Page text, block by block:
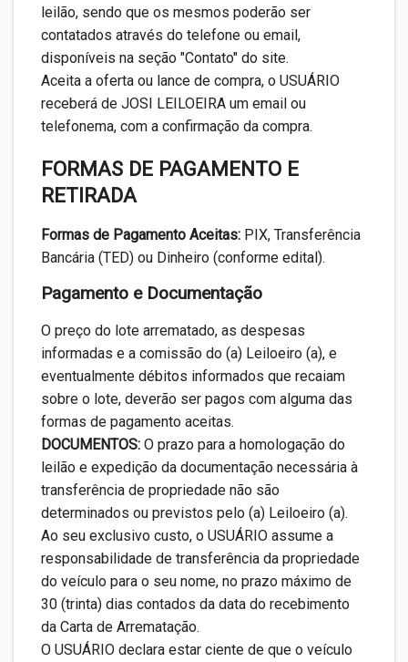
leilão, sendo que os mesmos poderão ser
contatados através do telefone ou email,
disponíveis na seção "Contato" do site.
Aceita a oferta ou lance de compra, o USUÁRIO
receberá de JOSI LEILOEIRA um email ou
telefonema, com a confirmação da compra.
FORMAS DE PAGAMENTO E
RETIRADA
Formas de Pagamento Aceitas: PIX, Transferência
Bancária (TED) ou Dinheiro (conforme edital).
Pagamento e Documentação
O preço do lote arrematado, as despesas
informadas e a comissão do (a) Leiloeiro (a), e
eventualmente débitos informados que recaiam
sobre o lote, deverão ser pagos com alguma das
formas de pagamento aceitas.
DOCUMENTOS: O prazo para a homologação do
leilão e expedição da documentação necessária à
transferência de propriedade não são
determinados ou previstos pelo (a) Leiloeiro (a).
Ao seu exclusivo custo, o USUÁRIO assume a
responsabilidade de transferência da propriedade
do veículo para o seu nome, no prazo máximo de
30 (trinta) dias contados da data do recebimento
da Carta de Arrematação.
O USUÁRIO declara estar ciente de que o veículo